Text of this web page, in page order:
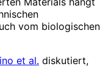
vom biologischen
et al. diskutiert,